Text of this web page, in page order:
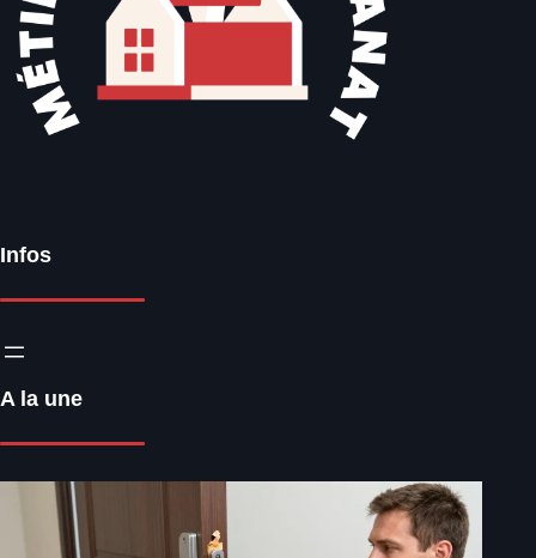
Infos
A la une